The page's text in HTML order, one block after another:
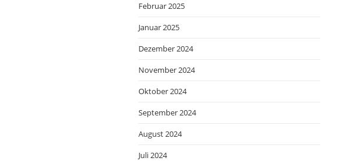
Februar 2025
Januar 2025
Dezember 2024
November 2024
Oktober 2024
September 2024
August 2024
Juli 2024